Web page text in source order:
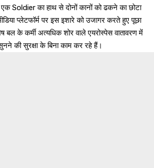
Soldier का हाथ से दोनों कानों को ढकने का छोटा
प्लेटफॉर्म पर इस इशारे को उजागर करते हुए पूछा
बल के कर्मी अत्यधिक शोर वाले एयरोस्पेस वातावरण में
की सुरक्षा के बिना काम कर रहे हैं।